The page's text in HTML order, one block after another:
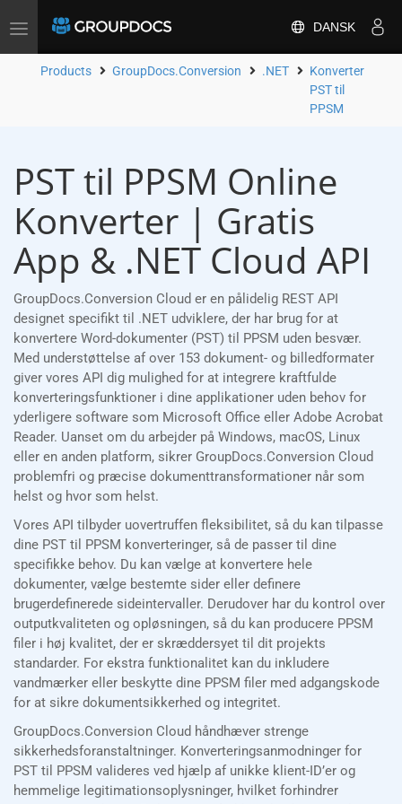
Toggle
DANSK
Products GroupDocs.Conversion .NET
Konverter
PST til
PPSM
PST til PPSM Online
Konverter | Gratis
App & .NET Cloud API
GroupDocs.Conversion Cloud er en pålidelig REST API
designet specifikt til .NET udviklere, der har brug for at
konvertere Word-dokumenter (PST) til PPSM uden besvær.
Med understøttelse af over 153 dokument- og billedformater
giver vores API dig mulighed for at integrere kraftfulde
konverteringsfunktioner i dine applikationer uden behov for
yderligere software som Microsoft Office eller Adobe Acrobat
Reader. Uanset om du arbejder på Windows, macOS, Linux
eller en anden platform, sikrer GroupDocs.Conversion Cloud
problemfri og præcise dokumenttransformationer når som
helst og hvor som helst.
Vores API tilbyder uovertruffen fleksibilitet, så du kan tilpasse
dine PST til PPSM konverteringer, så de passer til dine
specifikke behov. Du kan vælge at konvertere hele
dokumenter, vælge bestemte sider eller definere
brugerdefinerede sideintervaller. Derudover har du kontrol over
outputkvaliteten og opløsningen, så du kan producere PPSM
filer i høj kvalitet, der er skræddersyet til dit projekts
standarder. For ekstra funktionalitet kan du inkludere
vandmærker eller beskytte dine PPSM filer med adgangskode
for at sikre dokumentsikkerhed og integritet.
GroupDocs.Conversion Cloud håndhæver strenge
sikkerhedsforanstaltninger. Konverteringsanmodninger for
PST til PPSM valideres ved hjælp af unikke klient-ID’er og
hemmelige legitimationsoplysninger, hvilket forhindrer